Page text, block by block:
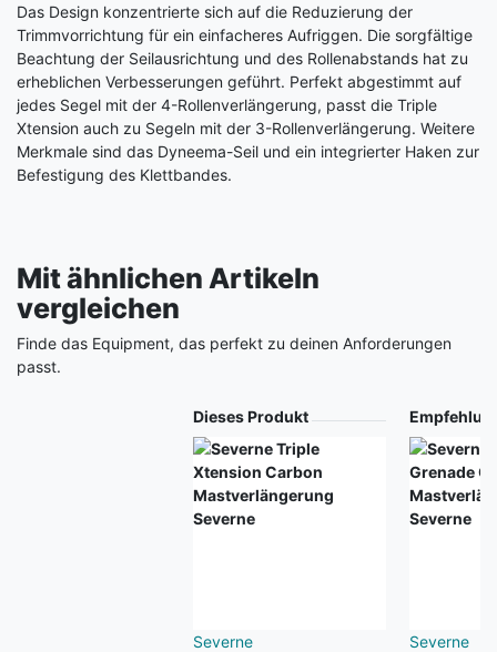
Das Design konzentrierte sich auf die Reduzierung der
Trimmvorrichtung für ein einfacheres Aufriggen. Die sorgfältige
Beachtung der Seilausrichtung und des Rollenabstands hat zu
erheblichen Verbesserungen geführt. Perfekt abgestimmt auf
jedes Segel mit der 4-Rollenverlängerung, passt die Triple
Xtension auch zu Segeln mit der 3-Rollenverlängerung. Weitere
Merkmale sind das Dyneema-Seil und ein integrierter Haken zur
Befestigung des Klettbandes.
Mit ähnlichen Artikeln
vergleichen
Finde das Equipment, das perfekt zu deinen Anforderungen
passt.
Dieses Produkt
Severne
Severne